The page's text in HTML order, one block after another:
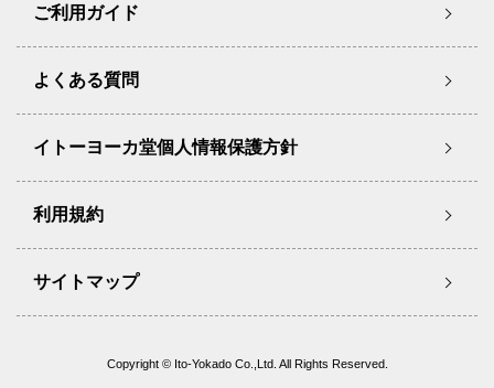
ご利用ガイド
よくある質問
イトーヨーカ堂個人情報保護方針
利用規約
サイトマップ
Copyright © Ito-Yokado Co.,Ltd. All Rights Reserved.